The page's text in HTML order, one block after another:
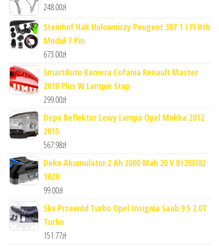
248.00zł
Steinhof Hak Holowniczy Peugeot 307 1 I Fl Htb
Moduł 7 Pin
673.00zł
SmartAuto Kamera Cofania Renault Master
2010 Plus W Lampie Stop
299.00zł
Depo Reflektor Lewy Lampa Opel Mokka 2012
2015
567.98zł
Deko Akumulator 2 Ah 2000 Mah 20 V Bt20Xl02
1020
99.00zł
Skv Przewód Turbo Opel Insignia Saab 9 5 2.0T
Turbo
151.77zł